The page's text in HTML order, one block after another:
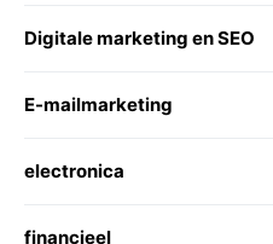
Digitale marketing en SEO
E-mailmarketing
electronica
financieel